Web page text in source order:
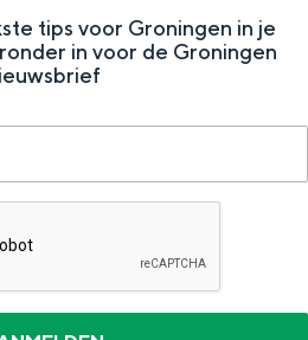
tips voor Groningen in je
in voor de Groningen